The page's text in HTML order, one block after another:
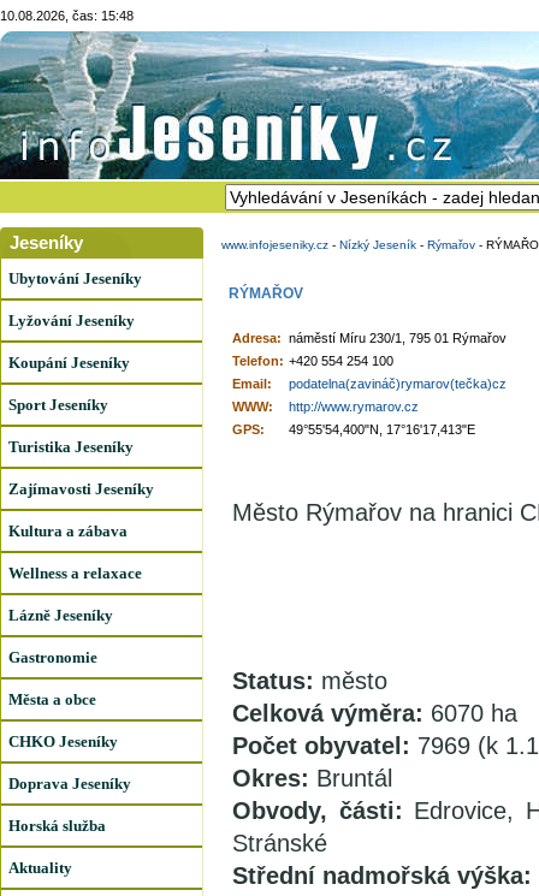
10.08.2026, čas: 15:48
Jeseníky
Ubytování Jeseníky
Lyžování Jeseníky
Koupání Jeseníky
Sport Jeseníky
Turistika Jeseníky
Zajímavosti Jeseníky
Kultura a zábava
Wellness a relaxace
Lázně Jeseníky
Gastronomie
Města a obce
CHKO Jeseníky
Doprava Jeseníky
Horská služba
Aktuality
www.infojeseniky.cz - Nízký Jeseník - Rýmařov -
RÝMAŘOV
Adresa: náměstí Míru 230/1, 795 01 Rýmařov
Telefon: +420 554 254 100
Email:
podatelna(zavináč)rymarov(tečka)cz
WWW:
http://www.rymarov.cz
GPS:
49°55'54,400"N, 17°16'17,413"E
Město Rýmařov na hranici
Status: město
Celková výměra: 6070 ha
Počet obyvatel: 7969 (k
Okres: Bruntál
Obvody, části: Edrovice,
Stránské
Střední nadmořská výška: